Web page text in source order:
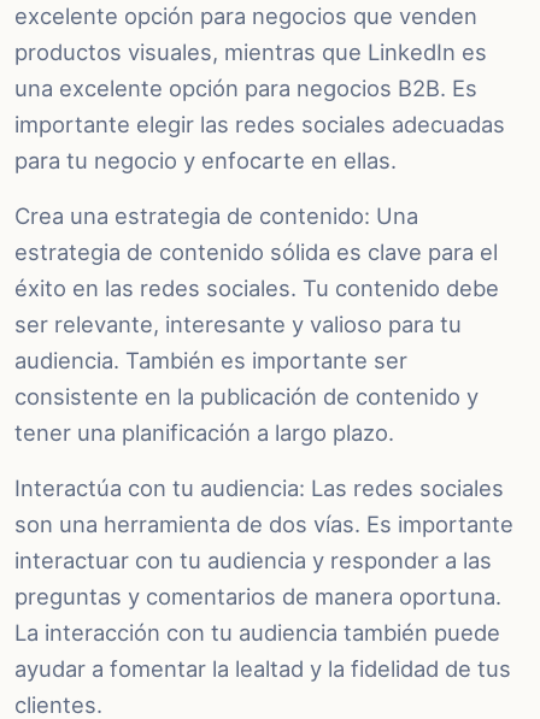
excelente opción para negocios que venden
productos visuales, mientras que LinkedIn es
una excelente opción para negocios B2B. Es
importante elegir las redes sociales adecuadas
para tu negocio y enfocarte en ellas.
Crea una estrategia de contenido: Una
estrategia de contenido sólida es clave para el
éxito en las redes sociales. Tu contenido debe
ser relevante, interesante y valioso para tu
audiencia. También es importante ser
consistente en la publicación de contenido y
tener una planificación a largo plazo.
Interactúa con tu audiencia: Las redes sociales
son una herramienta de dos vías. Es importante
interactuar con tu audiencia y responder a las
preguntas y comentarios de manera oportuna.
La interacción con tu audiencia también puede
ayudar a fomentar la lealtad y la fidelidad de tus
clientes.